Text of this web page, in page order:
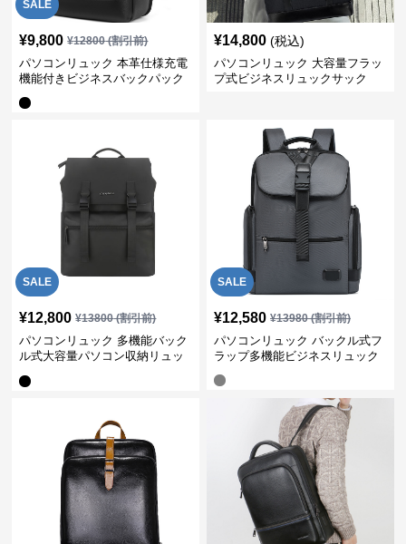
SALE
¥9,800 ¥12800(割引前)
パソコンリュック 本革仕様充電
機能付きビジネスバックパック
¥14,800 (税込)
パソコンリュック 大容量フラッ
プ式ビジネスリュックサック
SALE
¥12,800 ¥13800(割引前)
パソコンリュック 多機能バック
ル式大容量パソコン収納リュッ
SALE
¥12,580 ¥13980(割引前)
パソコンリュック バックル式フ
ラップ多機能ビジネスリュック